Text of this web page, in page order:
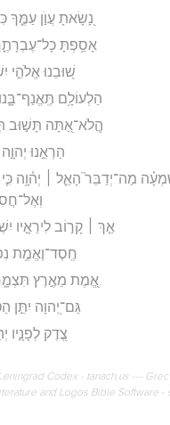
נָ֭שָׂאתָ עֲוֺ֣ן עַמֶּ֑ךָ
אָסַ֥פְתָּ
שׁ֭וּבֵנוּ אֱלֹהֵ֣י
הַלְעוֹלָ֥ם
הֲֽלֹא־אַ֭תָּה תָּשׁ֣וּב
הַרְאֵ֣נוּ
מַה־יְדַבֵּר֮ הָאֵ֪ל ׀ יְה֫וָ֥ה
אַ֤ךְ ׀ קָר֣וֹב לִירֵאָ֣יו
חֶֽסֶד־וֶאֱמֶ֥ת
אֱ֭מֶת מֵאֶ֣רֶץ
גַּם־יְ֭הוָה יִתֵּ֣ן
צֶ֭דֶק לְפָנָ֣יו
Codex - tanach.us ---
and Logos Bible Software -